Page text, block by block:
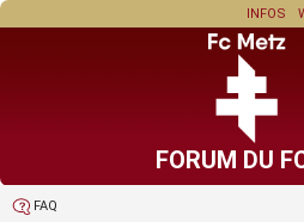
INFOS
FORUM DU
FAQ